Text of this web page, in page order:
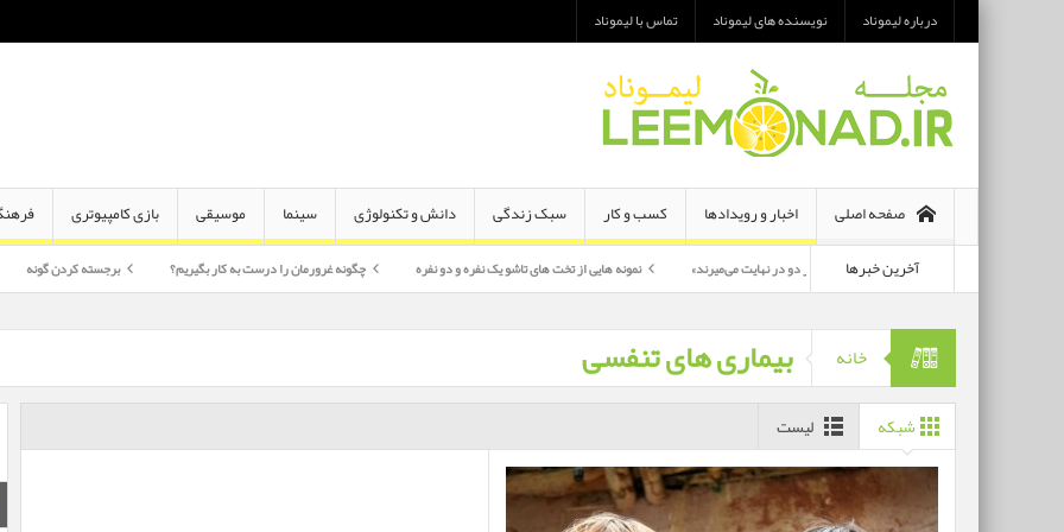
درباره لیموناد نویسنده های لیموناد تماس با لیموناد
صفحه اصلی اخبار و رویدادها کسب و کار سبک زندگی دانش و تکنولوژی سینما موسیقی بازی کامپیوتری
آخرین خبرها
معرفی رمان «هر دو در نهایت می‌میرند» نمونه هایی از تخت های تاشو یک نفره و دو نفره چگونه غرورمان را درست به کار بگیریم؟ برجسته کردن گونه اختلاف
خانه بیماری های تنفسی
شبکه لیست